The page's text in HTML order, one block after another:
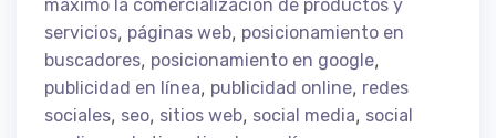
máximo la comercialización de productos y
servicios, páginas web, posicionamiento en
buscadores, posicionamiento en google,
publicidad en línea, publicidad online, redes
sociales, seo, sitios web, social media, social